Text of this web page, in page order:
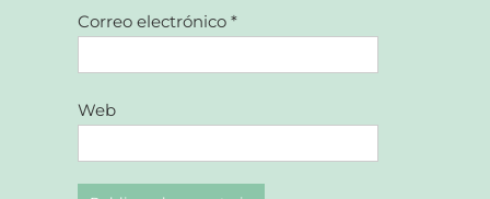
Correo electrónico*
Web